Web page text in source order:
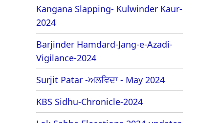
Kangana Slapping- Kulwinder Kaur-
2024
Barjinder Hamdard-Jang-e-Azadi-
Vigilance-2024
Surjit Patar -ਅਲਵਿਦਾ - May 2024
KBS Sidhu-Chronicle-2024